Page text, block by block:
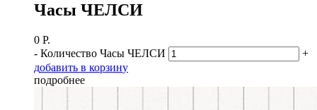
Часы ЧЕЛСИ
0 Р.
- Количество Часы ЧЕЛСИ
+
добавить в корзину
подробнее